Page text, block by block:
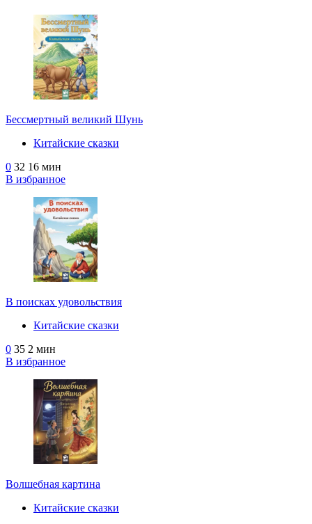
Бессмертный великий Шунь
Китайские сказки
0 32 16 мин
В избранное
В поисках удовольствия
Китайские сказки
0 35 2 мин
В избранное
Волшебная картина
Китайские сказки